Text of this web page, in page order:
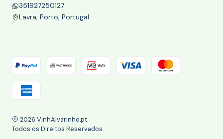
351927250127
Lavra, Porto, Portugal
2026 VinhAlvarinho.pt.
Todos os Direitos Reservados.